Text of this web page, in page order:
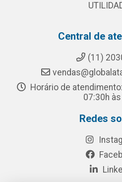
Central de
(11)
Horário de
07:30h
Redes